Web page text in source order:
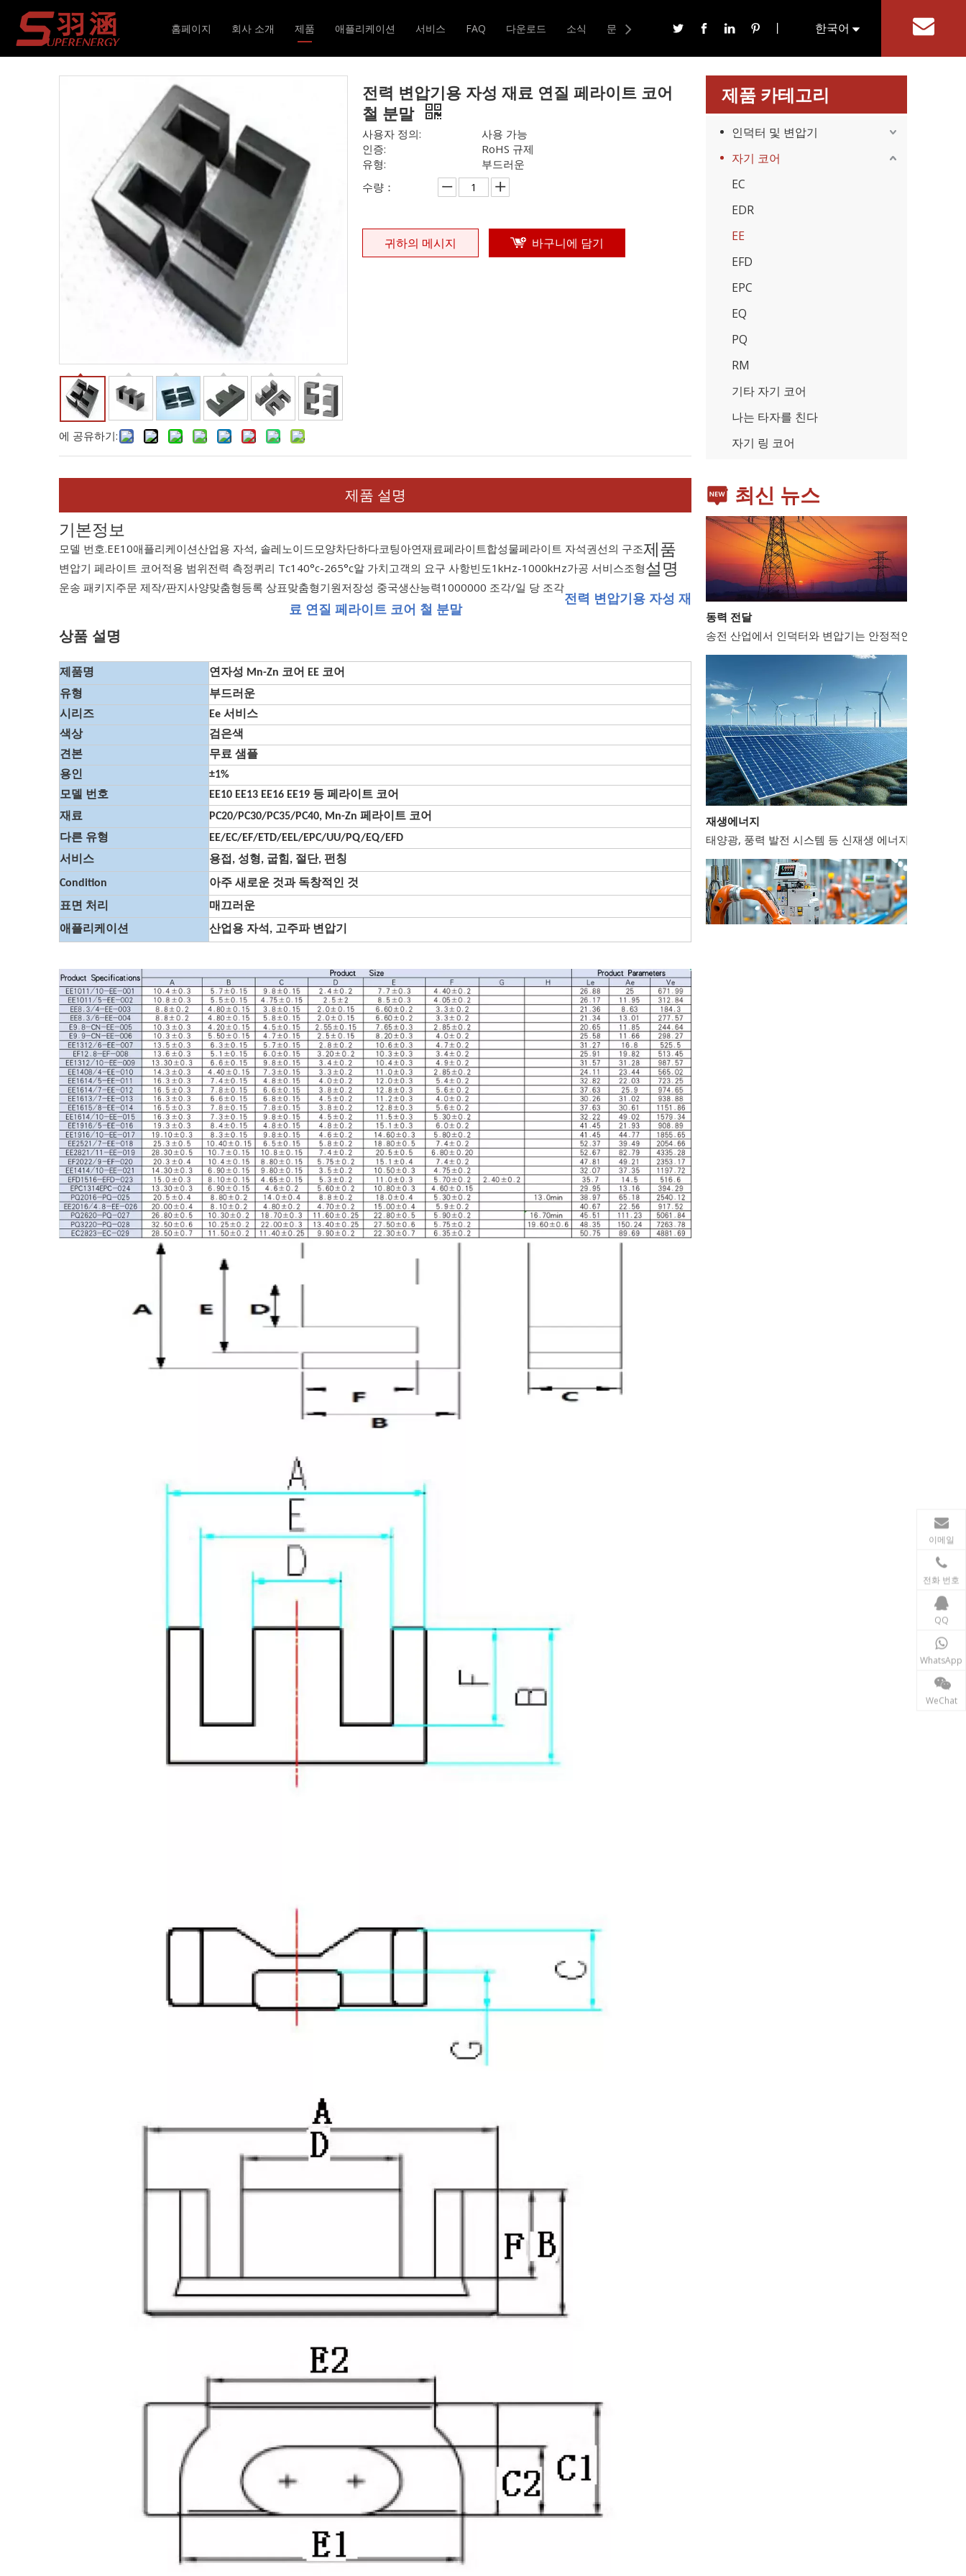
홈페이지 회사 소개 제품
인덕터 및 변압기
애플리케이션 서비스 FAQ 다운로드 소식 문의하기 丨 한국어
English
현재 위치: 홈페이지
에 공유하기:
전력 변압기용 자성 재료 연질 페라이트 코어
철 분말
사용자 정의:
사용 가능
인증:
RoHS 규제
유형:
부드러운
수량：
귀하의 메시지 바구니에 담기
제품 설명
기본정보
모델 번호.EE10애플리케이션산업용 자석, 솔레노이드모양차단하다코팅아연재료페라이트합성물페라이트 자석권선의 구조
변압기 페라이트 코어적용 범위전력 측정퀴리 Tc140°c-265°c알 가치고객의 요구 사항빈도1kHz-1000kHz가공 서비스조형
운송 패키지주문 제작/판지사양맞춤형등록 상표맞춤형기원저장성 중국생산능력1000000 조각/일 당 조각
제품
설명
전력 변압기용 자성 재
료 연질 페라이트 코어 철 분말
상품 설명
제품명
연자성 Mn-Zn 코어 EE 코어
유형
부드러운
시리즈
Ee 서비스
색상
검은색
견본
무료 샘플
용인
±1%
모델 번호
EE10 EE13 EE16 EE19 등 페라이트 코어
재료
PC20/PC30/PC35/PC40, Mn-Zn 페라이트 코어
다른 유형
EE/EC/EF/ETD/EEL/EPC/UU/PQ/EQ/EFD
서비스
용접, 성형, 굽힘, 절단, 펀칭
Condition
아주 새로운 것과 독창적인 것
표면 처리
매끄러운
애플리케이션
산업용 자석, 고주파 변압기
제품 카테고리
인덕터 및 변압기
자기 코어
EC
EDR
EE
EFD
EPC
EQ
PQ
RM
기타 자기 코어
나는 타자를 친다
자기 링 코어
최신 뉴스
가전제품
스마트폰, 태블릿, 웨어러블 기기 등 가전제품이 확
동력 전달
송전 산업에서 인덕터와 변압기는 안정적인 전력망
재생에너지
태양광, 풍력 발전 시스템 등 신재생 에너지 분야에서
송전 산업에서 인덕터와 변압기는 안정적인 전력망
이메일
전화 번호
QQ
WhatsApp
WeChat